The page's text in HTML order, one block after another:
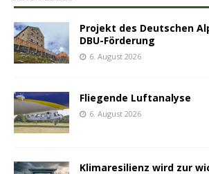
Projekt des Deutschen
DBU-Förderung
6. August 2026
Fliegende Luftanalyse
6. August 2026
Klimaresilienz wird zur